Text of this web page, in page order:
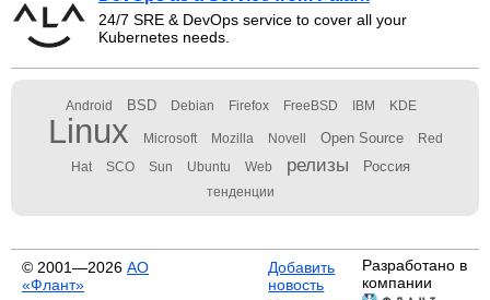
24/7 SRE & DevOps service to cover all your
Kubernetes needs.
Android BSD Debian Firefox FreeBSD IBM KDE
Linux Microsoft Mozilla Novell Open Source Red
Hat SCO Sun Ubuntu Web релизы Россия
тенденции
© 2001—2026 АО
«Флант»
Добавить
новость
Разработано в
компании